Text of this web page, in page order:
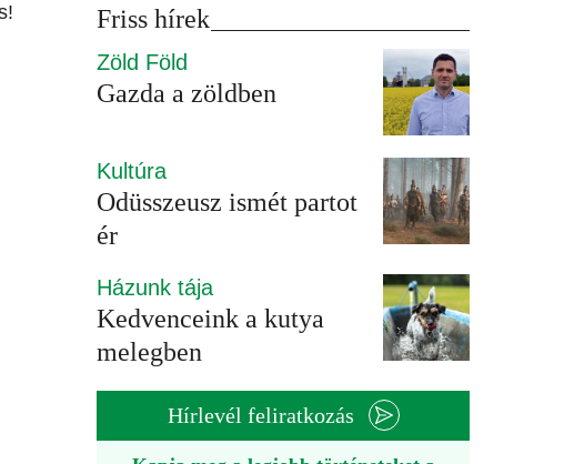
Friss hírek
Zöld Föld
Gazda a zöldben
Kultúra
Odüsszeusz ismét partot
ér
Házunk tája
Kedvenceink a kutya
melegben
Hírlevél feliratkozás